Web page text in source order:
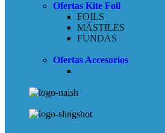
Ofertas Kite Foil
FOILS
MÁSTILES
FUNDAS
Ofertas Accesorios